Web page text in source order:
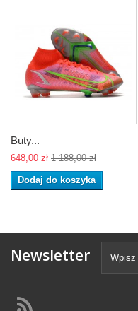
Buty...
648,00 zł 1 188,00 zł
Dodaj do koszyka
Newsletter